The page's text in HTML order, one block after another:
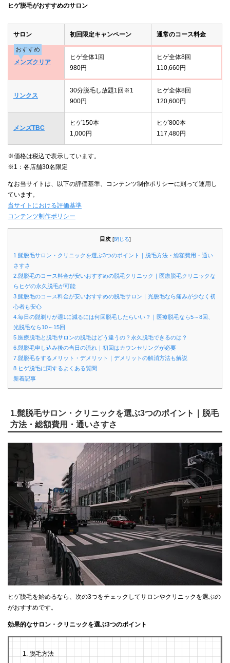
ヒゲ脱毛がおすすめのサロン
サロン 初回限定キャンペーン 通常のコース料金
おすすめ
メンズクリア
ヒゲ全体1回
980円
ヒゲ全体8回
110,660円
リンクス
30分脱毛し放題1回※1
900円
ヒゲ全体8回
120,600円
メンズTBC
ヒゲ150本
1,000円
ヒゲ800本
117,480円
※価格は税込で表示しています。
※1：各店舗30名限定
なお当サイトは、以下の評価基準、コンテンツ制作ポリシーに則って運用し
ています。
当サイトにおける評価基準
コンテンツ制作ポリシー
目次 [閉じる]
1.髭脱毛サロン・クリニックを選ぶ3つのポイント｜脱毛方法・総額費用・通い
さすさ
2.髭脱毛のコース料金が安いおすすめの脱毛クリニック｜医療脱毛クリニックな
らヒゲの永久脱毛が可能
3.髭脱毛のコース料金が安いおすすめの脱毛サロン｜光脱毛なら痛みが少なく初
心者も安心
4.毎日の髭剃りが週1に減るには何回脱毛したらいい？｜医療脱毛なら5～8回、
光脱毛なら10～15回
5.医療脱毛と脱毛サロンの脱毛はどう違うの？永久脱毛できるのは？
6.髭脱毛申し込み後の当日の流れ｜初回はカウンセリングが必要
7.髭脱毛をするメリット・デメリット｜デメリットの解消方法も解説
8.ヒゲ脱毛に関するよくある質問
新着記事
1.髭脱毛サロン・クリニックを選ぶ3つのポイント｜脱毛
方法・総額費用・通いさすさ
ヒゲ脱毛を始めるなら、次の3つをチェックしてサロンやクリニックを選ぶの
がおすすめです。
効果的なサロン・クリニックを選ぶ3つのポイント
脱毛方法